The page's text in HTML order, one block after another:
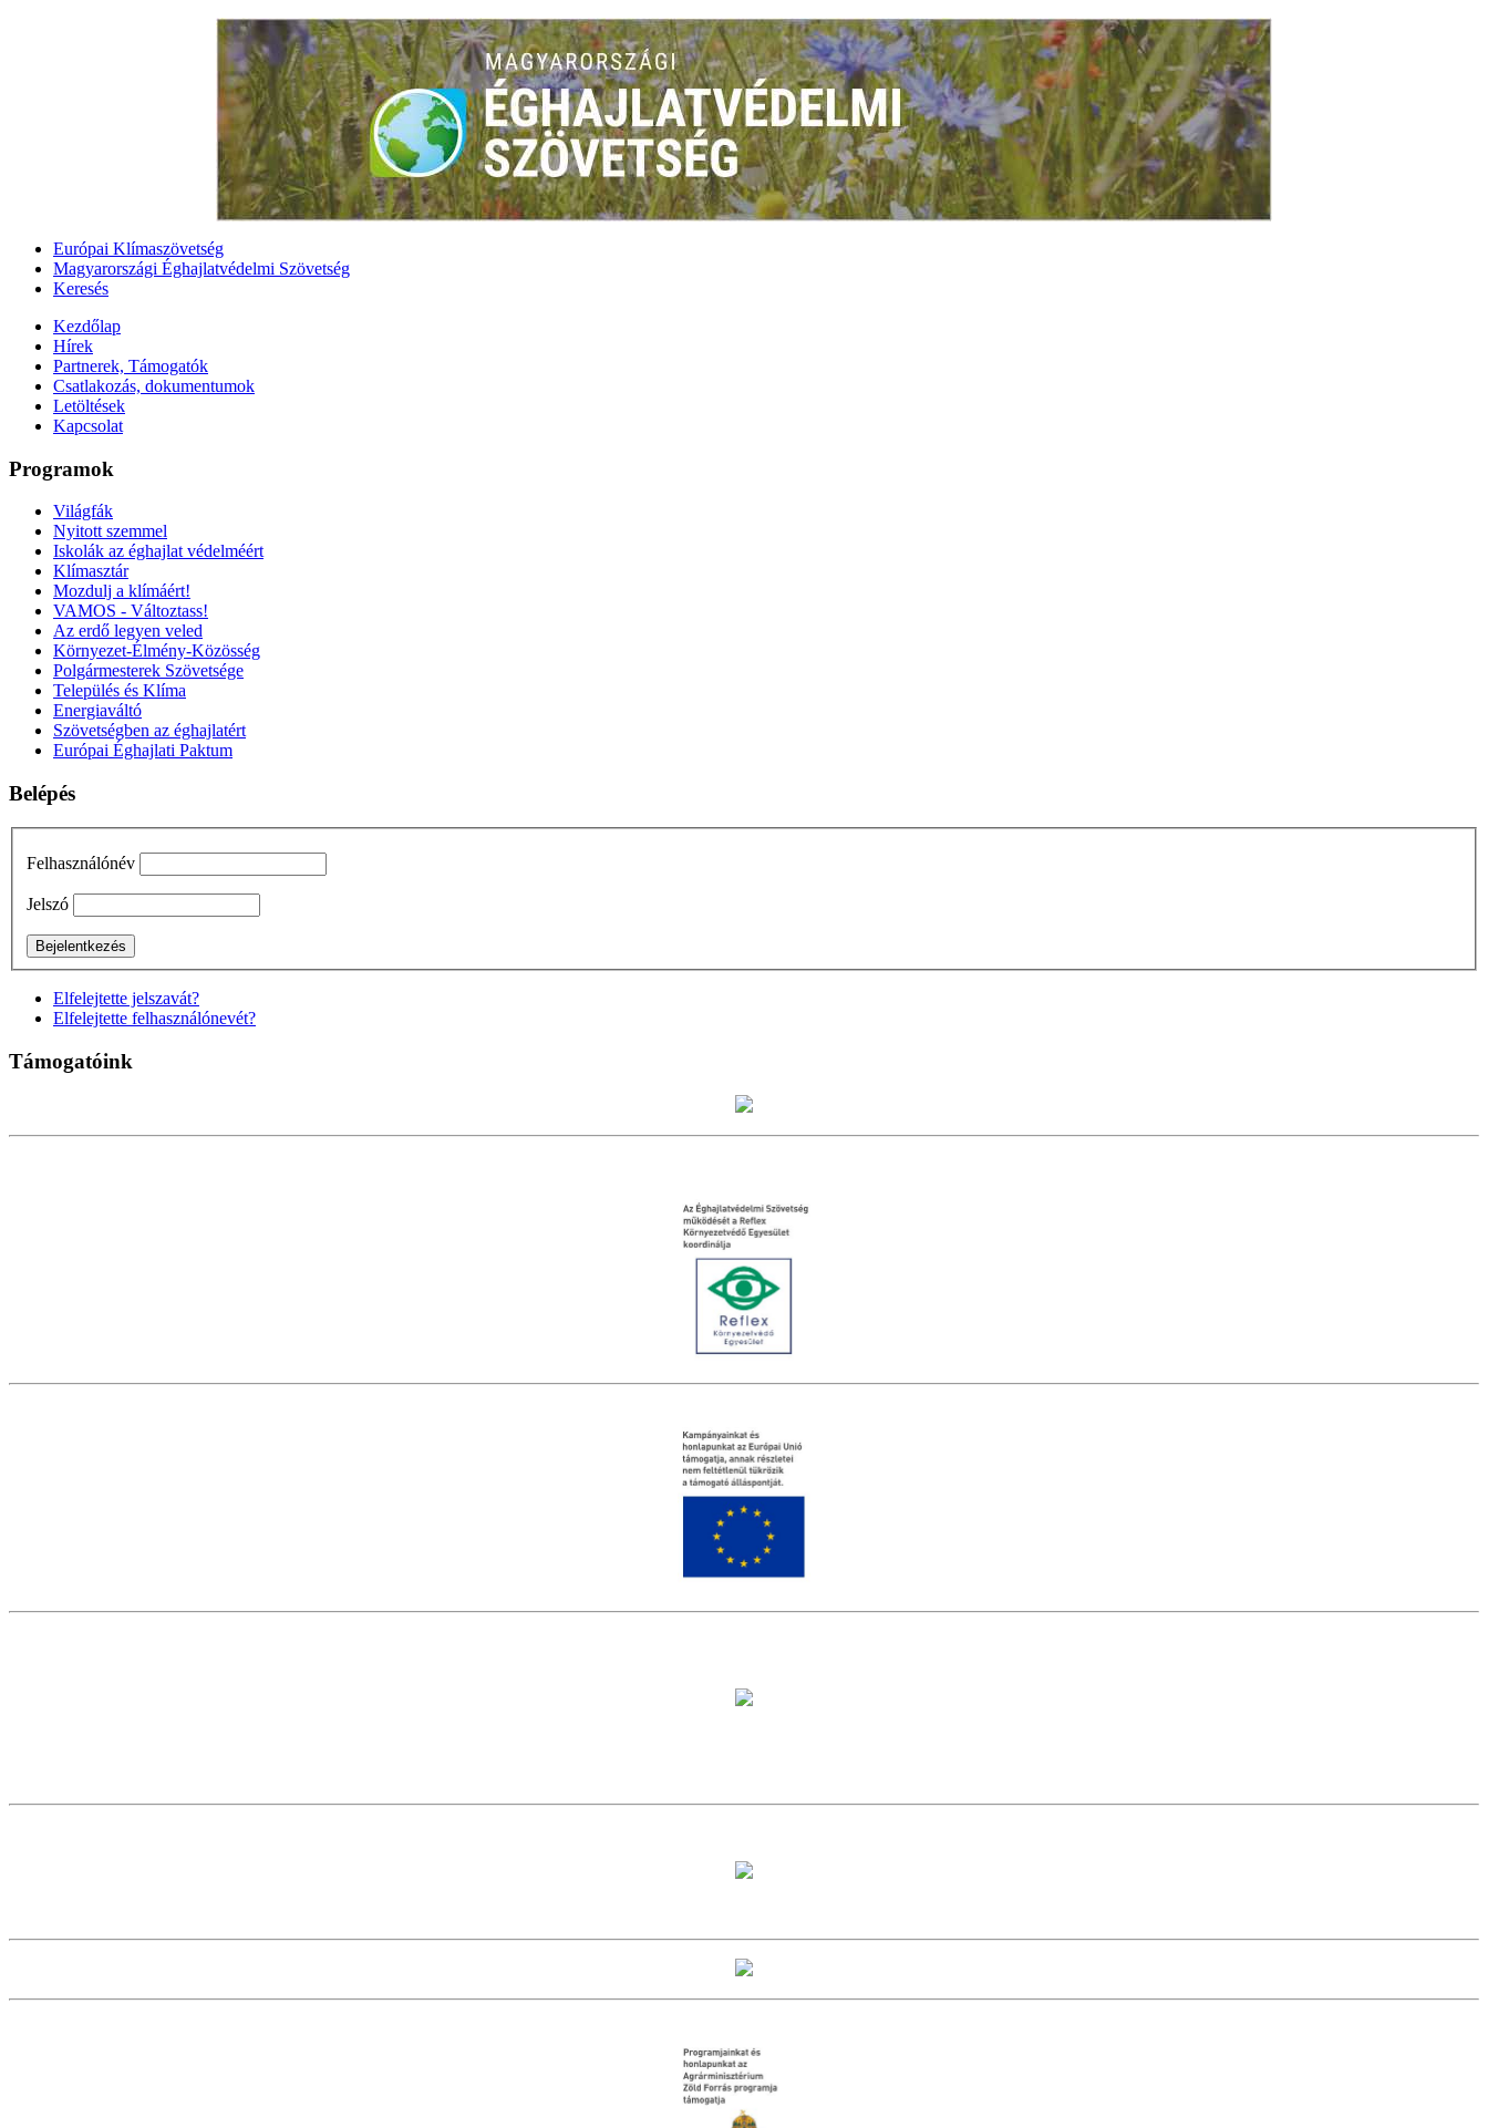
Európai Klímaszövetség
Magyarországi Éghajlatvédelmi Szövetség
Keresés
Kezdőlap
Hírek
Partnerek, Támogatók
Csatlakozás, dokumentumok
Letöltések
Kapcsolat
Programok
Világfák
Nyitott szemmel
Iskolák az éghajlat védelméért
Klímasztár
Mozdulj a klímáért!
VAMOS - Változtass!
Az erdő legyen veled
Környezet-Élmény-Közösség
Polgármesterek Szövetsége
Település és Klíma
Energiaváltó
Szövetségben az éghajlatért
Európai Éghajlati Paktum
Belépés
Felhasználónév
Jelszó
Elfelejtette jelszavát?
Elfelejtette felhasználónevét?
Támogatóink